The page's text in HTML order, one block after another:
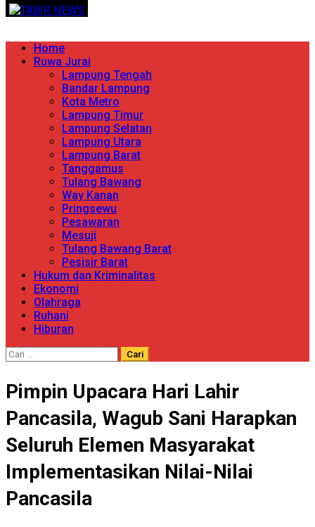
Skip
content
TERPERCAYA MENYINGKAP BERITA
Primary
Menu
Home
Ruwa Jurai
Lampung Tengah
Bandar Lampung
Kota Metro
Lampung Timur
Lampung Selatan
Lampung Utara
Lampung Barat
Tanggamus
Tulang Bawang
Way Kanan
Pringsewu
Pesawaran
Mesuji
Tulang Bawang Barat
Pesisir Barat
Hukum dan Kriminalitas
Ekonomi
Olahraga
Ruhani
Hiburan
Cari
Pimpin Upacara Hari Lahir
Pancasila, Wagub Sani Harapkan
Seluruh Elemen Masyarakat
Implementasikan Nilai-Nilai
Pancasila